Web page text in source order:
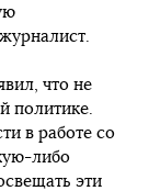
что не
политике.
в работе со
либо
эти